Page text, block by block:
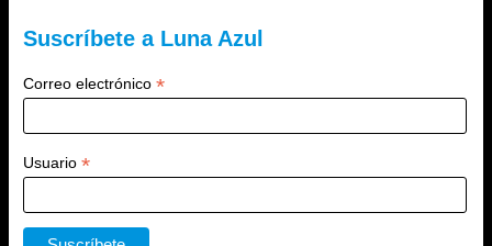
Suscríbete a Luna Azul
Correo electrónico *
Usuario *